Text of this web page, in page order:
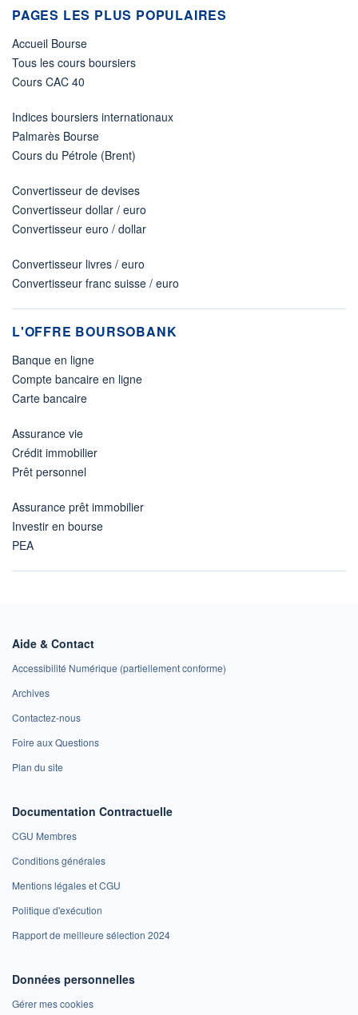
PAGES LES PLUS POPULAIRES
Accueil Bourse
Tous les cours boursiers
Cours CAC 40
Indices boursiers internationaux
Palmarès Bourse
Cours du Pétrole (Brent)
Convertisseur de devises
Convertisseur dollar / euro
Convertisseur euro / dollar
Convertisseur livres / euro
Convertisseur franc suisse / euro
L'OFFRE BOURSOBANK
Banque en ligne
Compte bancaire en ligne
Carte bancaire
Assurance vie
Crédit immobilier
Prêt personnel
Assurance prêt immobilier
Investir en bourse
PEA
Aide & Contact
Accessibilité Numérique (partiellement conforme)
Archives
Contactez-nous
Foire aux Questions
Plan du site
Documentation Contractuelle
CGU Membres
Conditions générales
Mentions légales et CGU
Politique d'exécution
Rapport de meilleure sélection 2024
Données personnelles
Gérer mes cookies